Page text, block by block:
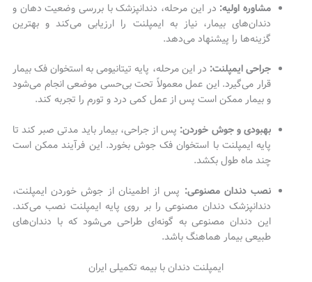
مشاوره اولیه: در این مرحله، دندانپزشک با بررسی وضعیت دهان و
دندان‌های بیمار، نیاز به ایمپلنت را ارزیابی می‌کند و بهترین
گزینه‌ها را پیشنهاد می‌دهد.
جراحی ایمپلنت: در این مرحله، پایه تیتانیومی به استخوان فک بیمار
قرار می‌گیرد. این عمل معمولاً تحت بی‌حسی موضعی انجام می‌شود
و بیمار ممکن است پس از عمل کمی درد و تورم را تجربه کند.
بهبودی و جوش خوردن: پس از جراحی، بیمار باید مدتی صبر کند تا
پایه ایمپلنت با استخوان فک جوش بخورد. این فرآیند ممکن است
چند ماه طول بکشد.
نصب دندان مصنوعی: پس از اطمینان از جوش خوردن ایمپلنت،
دندانپزشک دندان مصنوعی را بر روی پایه ایمپلنت نصب می‌کند.
این دندان مصنوعی به گونه‌ای طراحی می‌شود که با دندان‌های
طبیعی بیمار هماهنگ باشد.
ایمپلنت دندان با بیمه تکمیلی ایران